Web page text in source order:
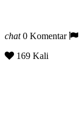
chat0 Komentar
169 Kali